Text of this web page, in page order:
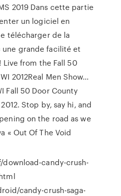
2019 Dans cette partie
un logiciel en
télécharger de la
une grande facilité et
Live from the Fall 50
2012Real Men Show…
Fall 50 Door County
Stop by, say hi, and
on the road as we
« Out Of The Void
candy-crush-
candy-crush-saga-